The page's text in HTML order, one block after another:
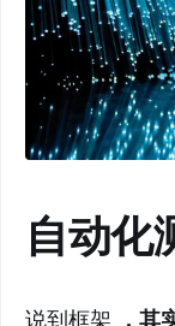
自动化
说到框架 ，其